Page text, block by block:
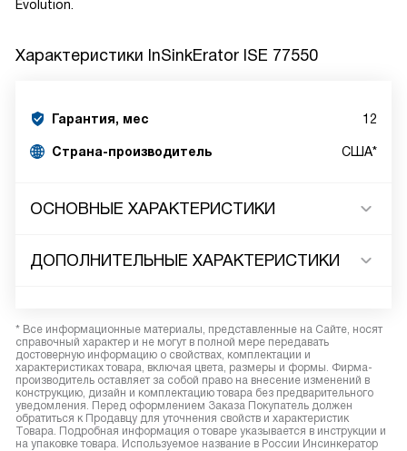
Evolution.
Характеристики InSinkErator ISE 77550
Гарантия, мес 12
Страна-производитель США*
ОСНОВНЫЕ ХАРАКТЕРИСТИКИ
ДОПОЛНИТЕЛЬНЫЕ ХАРАКТЕРИСТИКИ
* Все информационные материалы, представленные на Сайте, носят
справочный характер и не могут в полной мере передавать
достоверную информацию о свойствах, комплектации и
характеристиках товара, включая цвета, размеры и формы. Фирма-
производитель оставляет за собой право на внесение изменений в
конструкцию, дизайн и комплектацию товара без предварительного
уведомления. Перед оформлением Заказа Покупатель должен
обратиться к Продавцу для уточнения свойств и характеристик
Товара. Подробная информация о товаре указывается в инструкции и
на упаковке товара. Используемое название в России Инсинкератор